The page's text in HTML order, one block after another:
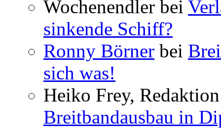
Wochenendler bei
sinkende Schiff?
Ronny Börner bei
sich was!
Heiko Frey,
Breitbandausbau in